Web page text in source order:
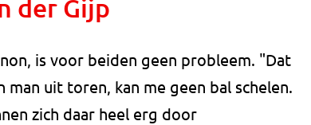
der Gijp
is voor beiden geen probleem. "Dat
uit toren, kan me geen bal schelen.
zich daar heel erg door